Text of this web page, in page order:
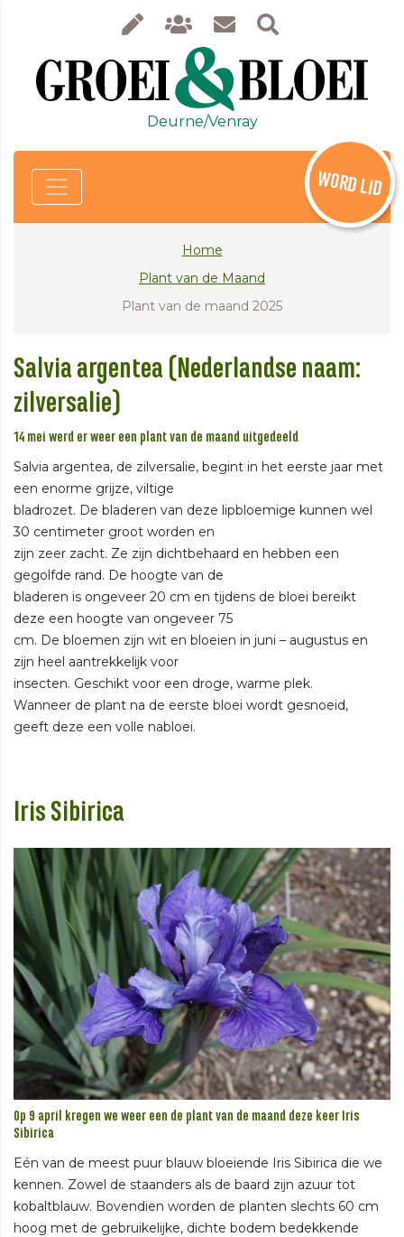
Deurne/Venray
WORD LID
Home
Plant van de Maand
Plant van de maand 2025
Salvia argentea (Nederlandse naam:
zilversalie)
14 mei werd er weer een plant van de maand uitgedeeld
Salvia argentea, de zilversalie, begint in het eerste jaar met
een enorme grijze, viltige
bladrozet. De bladeren van deze lipbloemige kunnen wel
30 centimeter groot worden en
zijn zeer zacht. Ze zijn dichtbehaard en hebben een
gegolfde rand. De hoogte van de
bladeren is ongeveer 20 cm en tijdens de bloei bereikt
deze een hoogte van ongeveer 75
cm. De bloemen zijn wit en bloeien in juni – augustus en
zijn heel aantrekkelijk voor
insecten. Geschikt voor een droge, warme plek.
Wanneer de plant na de eerste bloei wordt gesnoeid,
geeft deze een volle nabloei.
Iris Sibirica
Op 9 april kregen we weer een de plant van de maand deze keer Iris
Sibirica
Eén van de meest puur blauw bloeiende Iris Sibirica die we
kennen. Zowel de staanders als de baard zijn azuur tot
kobaltblauw. Bovendien worden de planten slechts 60 cm
hoog met de gebruikelijke, dichte bodem bedekkende